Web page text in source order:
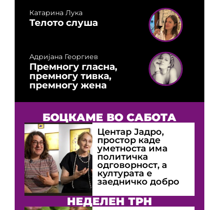
Катарина Лука
Телото слуша
Адријана Георгиев
Премногу гласна,
премногу тивка,
премногу жена
БОЦКАМЕ ВО САБОТА
Центар Јадро,
простор каде
уметноста има
политичка
одговорност, а
културата е
заедничко добро
НЕДЕЛЕН ТРН